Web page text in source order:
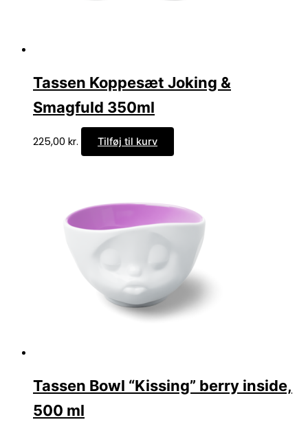
Tassen Koppesæt Joking &
Smagfuld 350ml
225,00 kr. Tilføj til kurv
Tassen Bowl “Kissing” berry inside,
500 ml